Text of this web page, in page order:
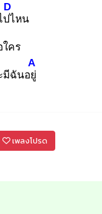
ปไ
D
หน
ใคร
มีฉันอยู่
A
เพลงโปรด